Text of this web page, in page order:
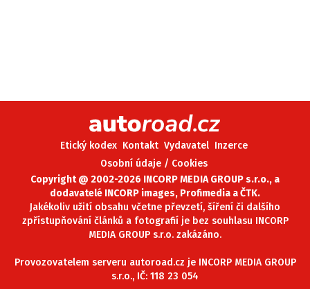
Etický kodex Kontakt Vydavatel Inzerce
Osobní údaje / Cookies
Copyright @ 2002-2026 INCORP MEDIA GROUP s.r.o., a
dodavatelé INCORP images, Profimedia a ČTK.
Jakékoliv užití obsahu včetne převzetí, šíření či dalšího
zpřístupňování článků a fotografií je bez souhlasu INCORP
MEDIA GROUP s.r.o. zakázáno.
Provozovatelem serveru autoroad.cz je INCORP MEDIA GROUP
s.r.o., IČ: 118 23 054